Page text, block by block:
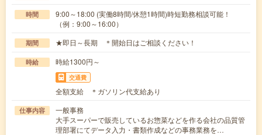
時間
9:00～18:00 (実働8時間/休憩1時間)時短勤務相談可能！
（例：9:00～16:00）
期間 ★即日～長期 ＊開始日はご相談ください！
時給 時給1300円～
交通費
全額支給 ＊ガソリン代支給あり
仕事内容
一般事務
大手スーパーで販売しているお惣菜などを作る会社の品質管
理部署にてデータ入力・書類作成などの事務業務を…